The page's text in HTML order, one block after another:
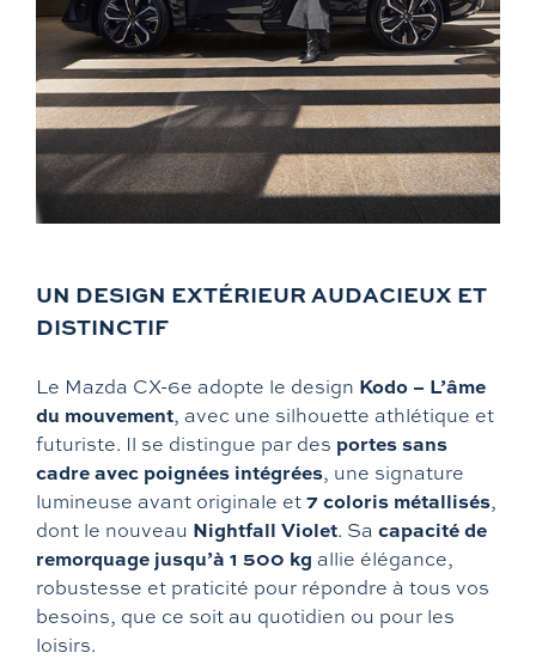
UN DESIGN EXTÉRIEUR AUDACIEUX ET
DISTINCTIF
Le Mazda CX-6e adopte le design Kodo – L’âme
du mouvement, avec une silhouette athlétique et
futuriste. Il se distingue par des portes sans
cadre avec poignées intégrées, une signature
lumineuse avant originale et7 coloris métallisés,
dont le nouveau Nightfall Violet. Sa capacité de
remorquage jusqu’à 1 500 kg allie élégance,
robustesse et praticité pour répondre à tous vos
besoins, que ce soit au quotidien ou pour les
loisirs.